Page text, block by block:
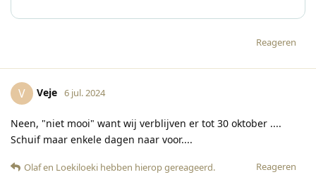
Reageren
V Veje 6 jul. 2024
Neen, "niet mooi" want wij verblijven er tot 30 oktober ....
Schuif maar enkele dagen naar voor....
Reageren
Olafen Loekiloeki hebben hierop gereageerd.